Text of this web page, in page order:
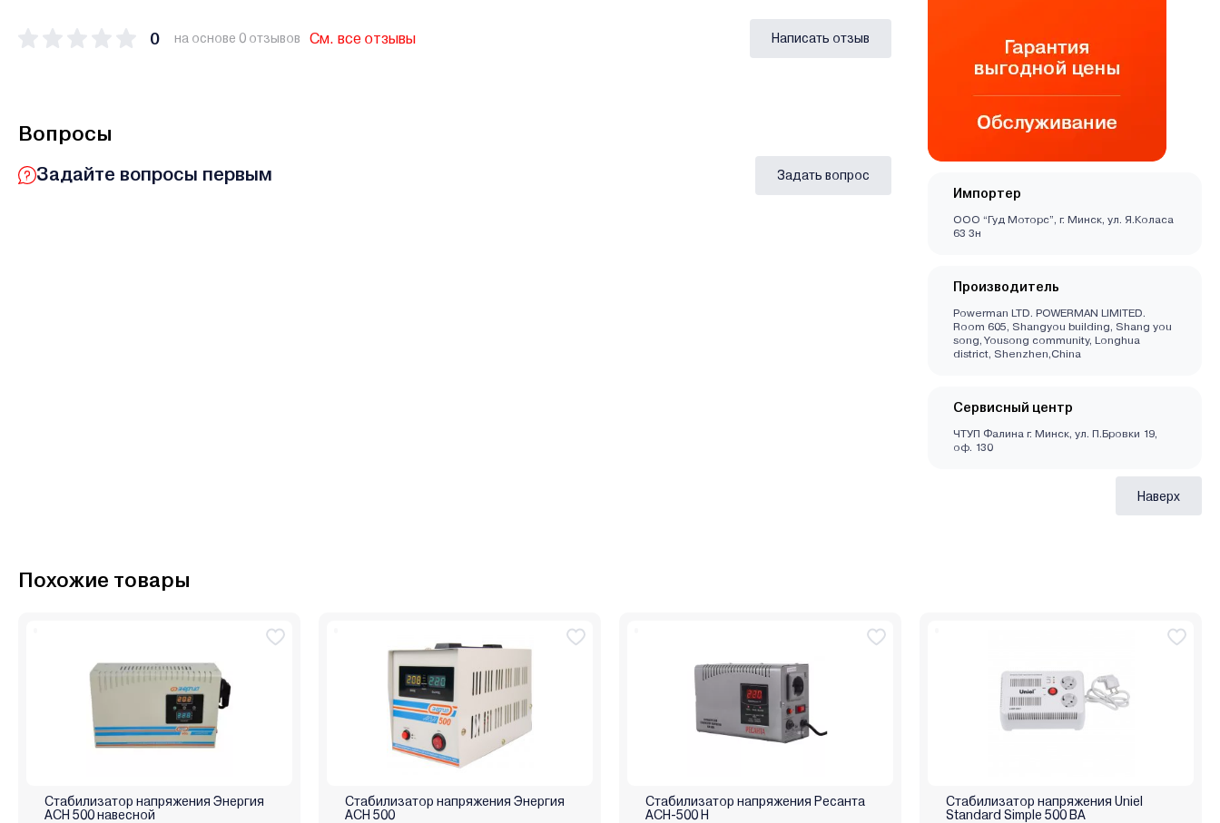
0 на основе 0 отзывов См. все отзывы Написать отзыв
Вопросы
Задайте вопросы первым Задать вопрос
Импортер
ООО “Гуд Моторс”, г. Минск, ул. Я.Коласа
63 3н
Производитель
Powerman LTD. POWERMAN LIMITED.
Room 605, Shangyou building, Shang you
song, Yousong community, Longhua
district, Shenzhen,China
Сервисный центр
ЧТУП Фалина г. Минск, ул. П.Бровки 19,
оф. 130
Наверх
Похожие товары
Стабилизатор напряжения Энергия
АСН 500 навесной
Стабилизатор напряжения Энергия
ACH 500
Стабилизатор напряжения Ресанта
АСН-500 Н
Стабилизатор напряжения Uniel
Standard Simple 500 ВА